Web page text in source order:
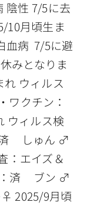
陰性 7/5に去
月頃生ま
血病 7/5に避
みとなりま
ウィルス
ワクチン：
ィルス検
済 しゅん ♂
：エイズ＆
：済 ブン ♂
2025/9月頃